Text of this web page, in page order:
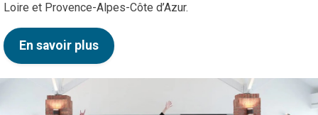
Loire et Provence-Alpes-Côte d’Azur.
En savoir plus